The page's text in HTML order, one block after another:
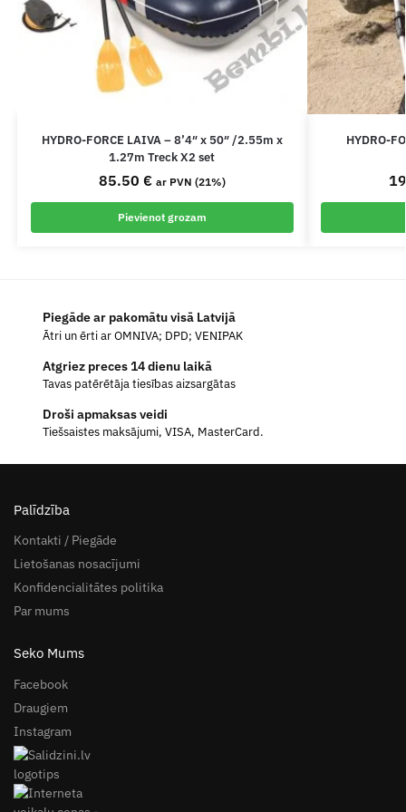
HYDRO-FORCE LAIVA – 8’4″ x 50″ /2.55m x
1.27m Treck X2 set
85.50 € ar PVN (21%)
Pievienot grozam
HYDRO-
Piegāde ar pakomātu visā Latvijā
Ātri un ērti ar OMNIVA; DPD; VENIPAK
Atgriez preces 14 dienu laikā
Tavas patērētāja tiesības aizsargātas
Droši apmaksas veidi
Tiešsaistes maksājumi, VISA, MasterCard.
Palīdzība
Kontakti / Piegāde
Lietošanas nosacījumi
Konfidencialitātes politika
Par mums
Seko Mums
Facebook
Draugiem
Instagram